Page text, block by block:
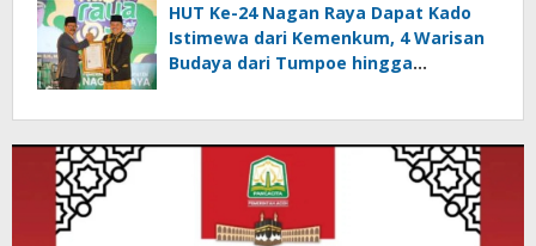
HUT Ke-24 Nagan Raya Dapat Kado
Istimewa dari Kemenkum, 4 Warisan
Budaya dari Tumpoe hingga